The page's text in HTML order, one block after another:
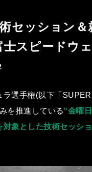
セッション
スピードウ
選⼿権(以下「
を推進している“⾦曜
象とした技術セッシ